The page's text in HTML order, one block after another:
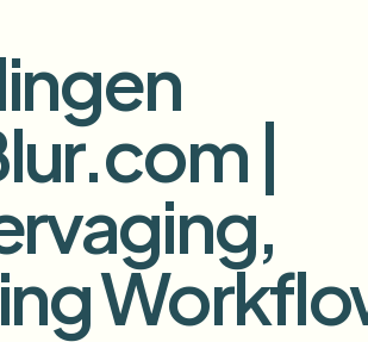
Government Agency
Achtergrondverwijdering in bulk
Dedicated pipeline voor
achtergrondverwijdering
|